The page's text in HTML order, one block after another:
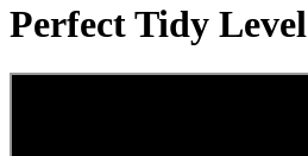
Perfect Tidy Level